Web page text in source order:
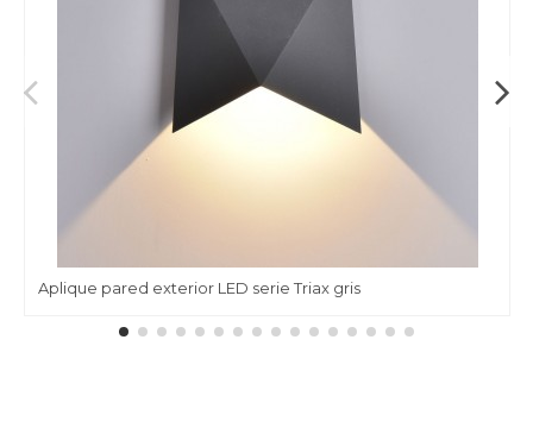
Aplique pared exterior LED serie Triax gris